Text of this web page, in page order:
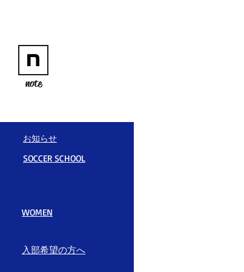
note
お知らせ
SOCCER SCHOOL
WOMEN
入部希望の方へ​